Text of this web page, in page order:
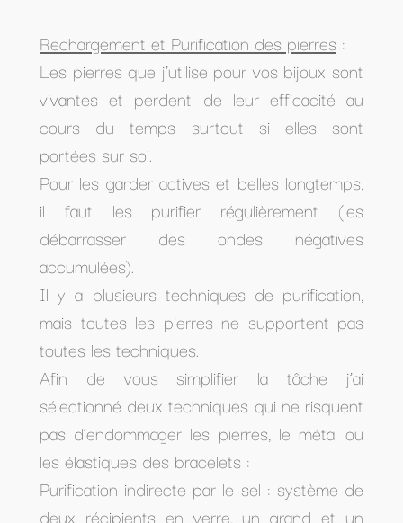
Rechargement et Purification des pierres :
Les pierres que j’utilise pour vos bijoux sont
vivantes et perdent de leur efficacité au
cours du temps surtout si elles sont
portées sur soi.
Pour les garder actives et belles longtemps,
il faut les purifier régulièrement (les
débarrasser des ondes négatives
accumulées).
Il y a plusieurs techniques de purification,
mais toutes les pierres ne supportent pas
toutes les techniques.
Afin de vous simplifier la tâche j’ai
sélectionné deux techniques qui ne risquent
pas d’endommager les pierres, le métal ou
les élastiques des bracelets :
Purification indirecte par le sel : système de
deux récipients en verre, un grand et un